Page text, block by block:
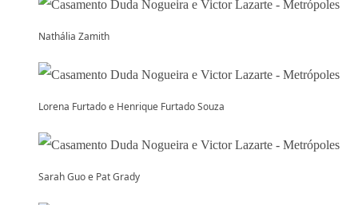
Nathália Zamith
Lorena Furtado e Henrique Furtado Souza
Sarah Guo e Pat Grady